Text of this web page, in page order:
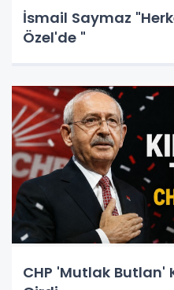
İsmail Saymaz
Özel'de "
CHP 'Mutlak Butlan'